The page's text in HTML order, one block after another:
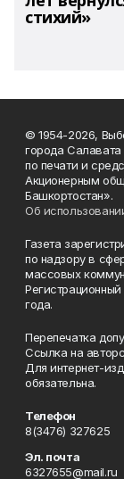
стихий»
© 1954-2026,
города
по печати и
Акционерным
Башкортостан».
Об
Газета
по надзору в
массовых
года.
Перепечатка
Ссылка на
Для интернет-
обязательна.
Телефон
8(3476) 327625
Эл. почта
6327655@mail.ru